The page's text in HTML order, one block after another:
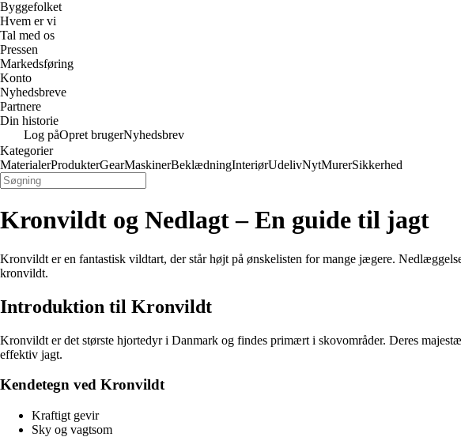
Byggefolket
Hvem er vi
Tal med os
Pressen
Markedsføring
Konto
Nyhedsbreve
Partnere
Din historie
Log påOpret brugerNyhedsbrev
Kategorier
MaterialerProdukterGearMaskinerBeklædningInteriørUdelivNytMurerSikkerhed
Kronvildt og Nedlagt – En guide til jagt
Kronvildt er en fantastisk vildtart, der står højt på ønskelisten for mange jægere.
kronvildt.
Introduktion til Kronvildt
Kronvildt er det største hjortedyr i Danmark og findes primært i skovområder. Deres
effektiv jagt.
Kendetegn ved Kronvildt
Kraftigt gevir
Sky og vagtsom